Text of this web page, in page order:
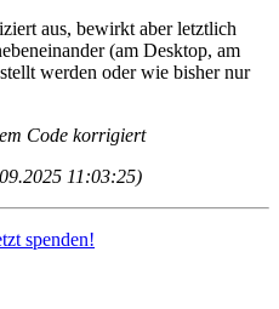
aus, bewirkt aber letztlich
(am Desktop, am
werden oder wie bisher nur
Code korrigiert
11:03:25)
spenden!